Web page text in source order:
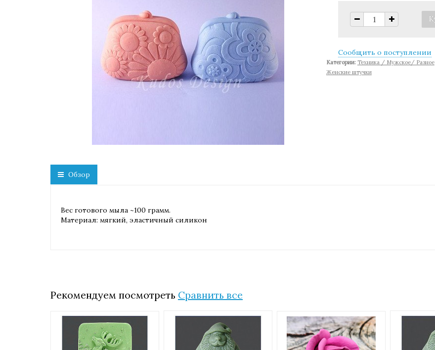
Сообщить о поступлении
Категории: Техника / Мужское/ Разное
Женские штучки
Обзор
Вес готового мыла ~100 грамм.
Материал: мягкий, эластичный силикон
Рекомендуем посмотреть Сравнить все